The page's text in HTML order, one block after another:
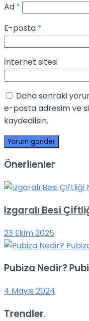
Ad *
E-posta *
İnternet sitesi
Daha sonraki
e-posta adresim ve
kaydedilsin.
Önerilenler
Izgaralı Besi
23 Ekim 2025
Pubiza Nedir?
4 Mayıs 2024
Trendler.